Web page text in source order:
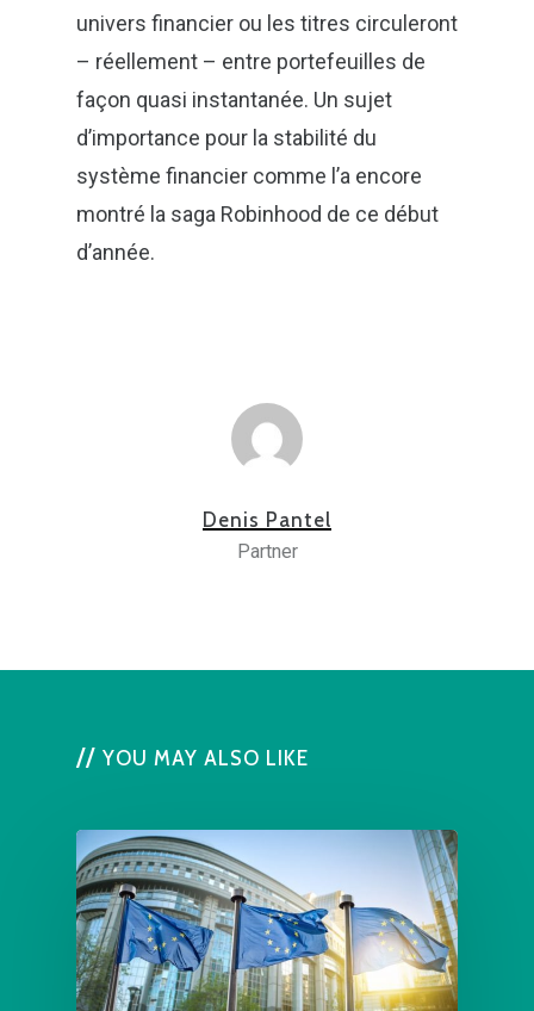
univers financier ou les titres circuleront
– réellement – entre portefeuilles de
façon quasi instantanée. Un sujet
d’importance pour la stabilité du
système financier comme l’a encore
montré la saga Robinhood de ce début
d’année.
Denis Pantel
Partner
YOU MAY ALSO LIKE